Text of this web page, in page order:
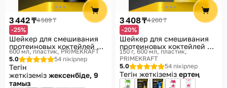
3 442 ₸4 589 ₸
-25%
Шейкер для смешивания
протеиновых коктейлей и
гейнеров
600 мл, пластик PRIMEKRAFT
5.0
54 пікірлер
Тегін
жеткіземіз жексенбіде, 9
тамыз
3 408 ₸4 260 ₸
-20%
Шейкер для смешивания
протеиновых коктейлей и
гейнеров
150 г, 600 мл, пластик
PRIMEKRAFT
5.0
54 пікірлер
Тегін жеткіземіз ертең
Көмек
Жеткізу әдістері
Төлем әдістері